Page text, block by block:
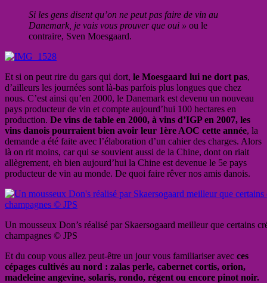
Si les gens disent qu’on ne peut pas faire de vin au
Danemark, je vais vous prouver que oui » ou le
contraire, Sven Moesgaard.
Et si on peut rire du gars qui dort, le Moesgaard lui ne dort pas,
d’ailleurs les journées sont là-bas parfois plus longues que chez
nous. C’est ainsi qu’en 2000, le Danemark est devenu un nouveau
pays producteur de vin et compte aujourd’hui 100 hectares en
production. De vins de table en 2000, à vins d’IGP en 2007, les
vins danois pourraient bien avoir leur 1ère AOC cette année, la
demande a été faite avec l’élaboration d’un cahier des charges. Alors
là on rit moins, car qui se souvient aussi de la Chine, dont on riait
allègrement, eh bien aujourd’hui la Chine est devenue le 5e pays
producteur de vin au monde. De quoi faire rêver nos amis danois.
Un mousseux Don’s réalisé par Skaersogaard meilleur que certains
champagnes © JPS
Et du coup vous allez peut-être un jour vous familiariser avec ces
cépages cultivés au nord : zalas perle, cabernet cortis, orion,
madeleine angevine, solaris, rondo, régent ou encore pinot noir.